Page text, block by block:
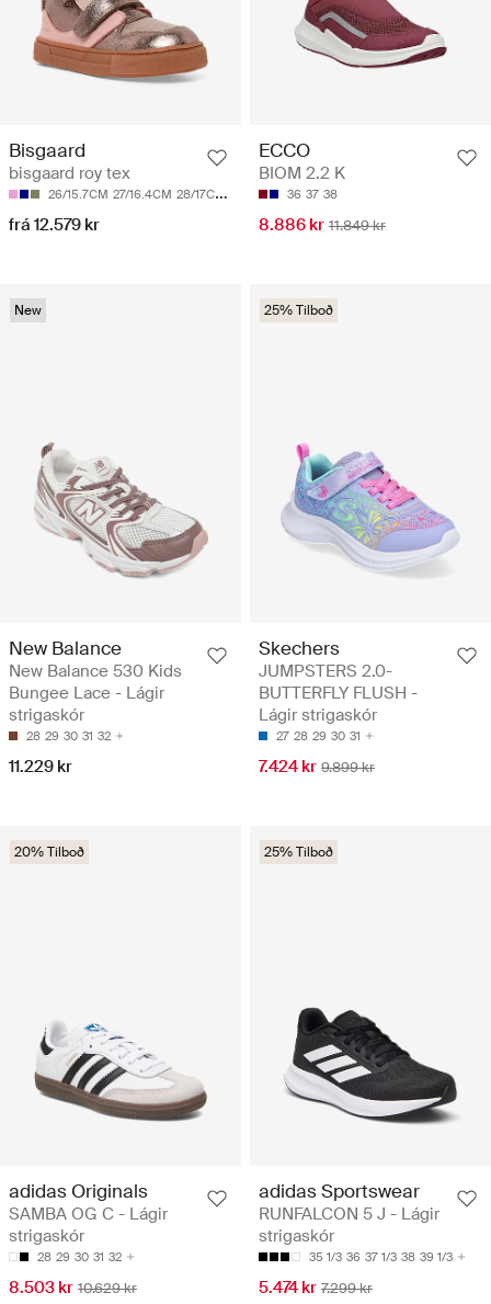
Bisgaard
bisgaard roy tex
26/15.7CM 27/16.4CM 28/17CM 29/17.6CM 30/18.4CM
frá 12.579 kr
ECCO
BIOM 2.2 K
36 37 38
8.886 kr 11.849 kr
New
New Balance
New Balance 530 Kids
Bungee Lace - Lágir
strigaskór
28 29 30 31 32
11.229 kr
25% Tilboð
Skechers
JUMPSTERS 2.0-
BUTTERFLY FLUSH -
Lágir strigaskór
27 28 29 30 31
7.424 kr 9.899 kr
20% Tilboð
adidas Originals
SAMBA OG C - Lágir
strigaskór
28 29 30 31 32
8.503 kr 10.629 kr
25% Tilboð
adidas Sportswear
RUNFALCON 5 J - Lágir
strigaskór
35 1/3 36 37 1/3 38 39 1/3
5.474 kr 7.299 kr